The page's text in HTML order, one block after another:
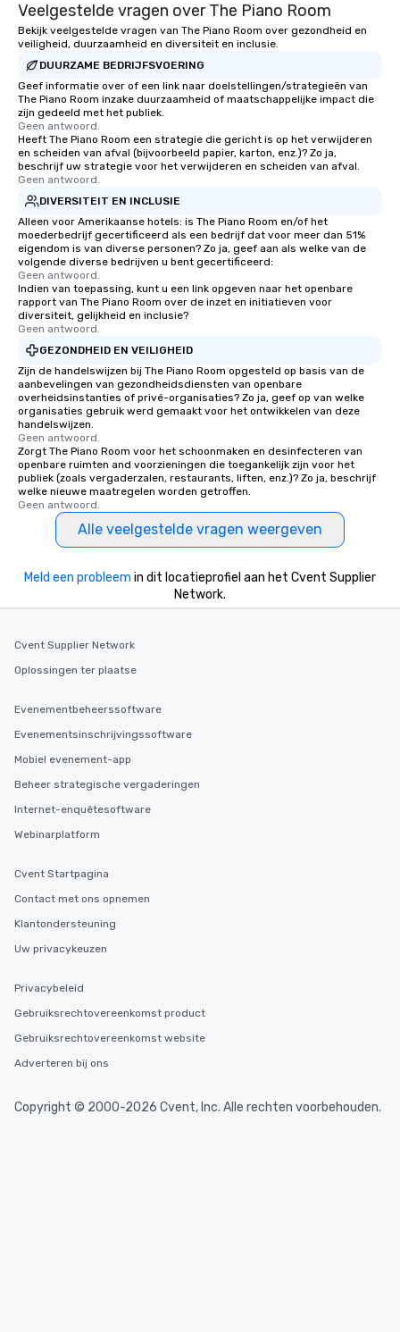
Veelgestelde vragen over The Piano Room
Bekijk veelgestelde vragen van The Piano Room over gezondheid en
veiligheid, duurzaamheid en diversiteit en inclusie.
DUURZAME BEDRIJFSVOERING
Geef informatie over of een link naar doelstellingen/strategieën van
The Piano Room inzake duurzaamheid of maatschappelijke impact die
zijn gedeeld met het publiek.
Geen antwoord.
Heeft The Piano Room een strategie die gericht is op het verwijderen
en scheiden van afval (bijvoorbeeld papier, karton, enz.)? Zo ja,
beschrijf uw strategie voor het verwijderen en scheiden van afval.
Geen antwoord.
DIVERSITEIT EN INCLUSIE
Alleen voor Amerikaanse hotels: is The Piano Room en/of het
moederbedrijf gecertificeerd als een bedrijf dat voor meer dan 51%
eigendom is van diverse personen? Zo ja, geef aan als welke van de
volgende diverse bedrijven u bent gecertificeerd:
Geen antwoord.
Indien van toepassing, kunt u een link opgeven naar het openbare
rapport van The Piano Room over de inzet en initiatieven voor
diversiteit, gelijkheid en inclusie?
Geen antwoord.
GEZONDHEID EN VEILIGHEID
Zijn de handelswijzen bij The Piano Room opgesteld op basis van de
aanbevelingen van gezondheidsdiensten van openbare
overheidsinstanties of privé-organisaties? Zo ja, geef op van welke
organisaties gebruik werd gemaakt voor het ontwikkelen van deze
handelswijzen.
Geen antwoord.
Zorgt The Piano Room voor het schoonmaken en desinfecteren van
openbare ruimten and voorzieningen die toegankelijk zijn voor het
publiek (zoals vergaderzalen, restaurants, liften, enz.)? Zo ja, beschrijf
welke nieuwe maatregelen worden getroffen.
Geen antwoord.
Alle veelgestelde vragen weergeven
Meld een probleem in dit locatieprofiel aan het Cvent Supplier
Network.
Cvent Supplier Network
Oplossingen ter plaatse
Evenementbeheerssoftware
Evenementsinschrijvingssoftware
Mobiel evenement-app
Beheer strategische vergaderingen
Internet-enquêtesoftware
Webinarplatform
Cvent Startpagina
Contact met ons opnemen
Klantondersteuning
Uw privacykeuzen
Privacybeleid
Gebruiksrechtovereenkomst product
Gebruiksrechtovereenkomst website
Adverteren bij ons
Copyright © 2000-2026 Cvent, Inc. Alle rechten voorbehouden.